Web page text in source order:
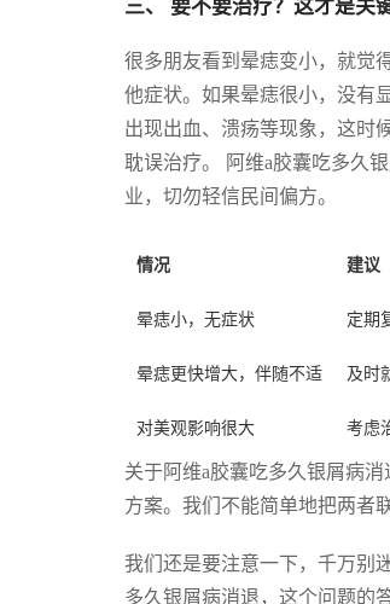
三、 要不要治疗？这才是关键
很多朋友看到晕痣变小，就觉
他症状。如果晕痣很小，没有
出现出血、溃疡等现象，这时
耽误治疗。 阿维a胶囊吃多久
业，切勿轻信民间偏方。
情况 建议
晕痣小，无症状 定期
晕痣更快增大，伴随不适 及时
对美观影响很大 考虑
关于阿维a胶囊吃多久银屑病
方案。我们不能简单地把两者
我们还是要注意一下，千万别
多久银屑病消退，这个问题的